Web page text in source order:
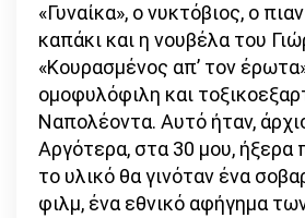
«Γυναίκα», ο νυκτόβιος, ο
καπάκι και η νουβέλα του
«Κουρασμένος απ’ τον
ομοφυλόφιλη και
Ναπολέοντα. Αυτό ήταν,
Αργότερα, στα 30 μου, ήξερα
το υλικό θα γινόταν ένα
φιλμ, ένα εθνικό αφήγημα